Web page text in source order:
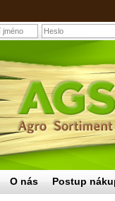
Násada na sekeru
O nás Postup